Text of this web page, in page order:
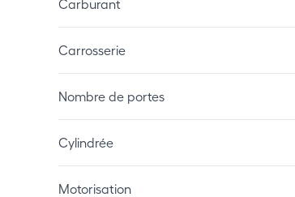
Carburant
Carrosserie
Nombre de portes
Cylindrée
Motorisation